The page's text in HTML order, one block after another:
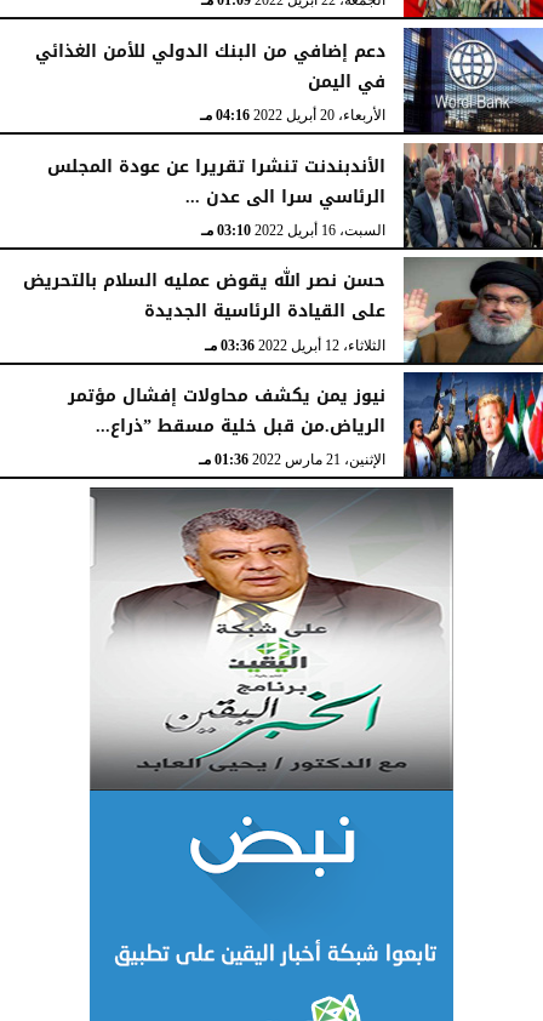
دعم إضافي من البنك الدولي للأمن الغذائي
في اليمن
الأربعاء، 20 أبريل 2022 04:16 مـ
الأندبندنت تنشرا تقريرا عن عودة المجلس
الرئاسي سرا الى عدن ...
السبت، 16 أبريل 2022 03:10 مـ
حسن نصر الله يقوض عمليه السلام بالتحريض
على القيادة الرئاسية الجديدة
الثلاثاء، 12 أبريل 2022 03:36 مـ
نيوز يمن يكشف محاولات إفشال مؤتمر
الرياض.من قبل خلية مسقط ”ذراع...
الإثنين، 21 مارس 2022 01:36 مـ